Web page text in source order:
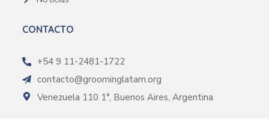
CONTACTO
+54 9 11-2481-1722
contacto@groominglatam.org
Venezuela 110 1°, Buenos Aires, Argentina